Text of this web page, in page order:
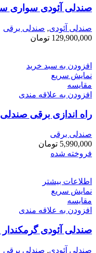
صندلی آئودی سواری
صندلی آئودی, صندلی برقی
129,900,000 تومان
افزودن به سبد خرید
نمایش سریع
مقايسه
افزودن به علاقه مندی
راه اندازی برقی صندلی
صندلی برقی
5,990,000 تومان
فروخته شده
اطلاعات بیشتر
نمایش سریع
مقايسه
افزودن به علاقه مندی
صندلی آئودی
صندلی آئودی, صندلی برقی